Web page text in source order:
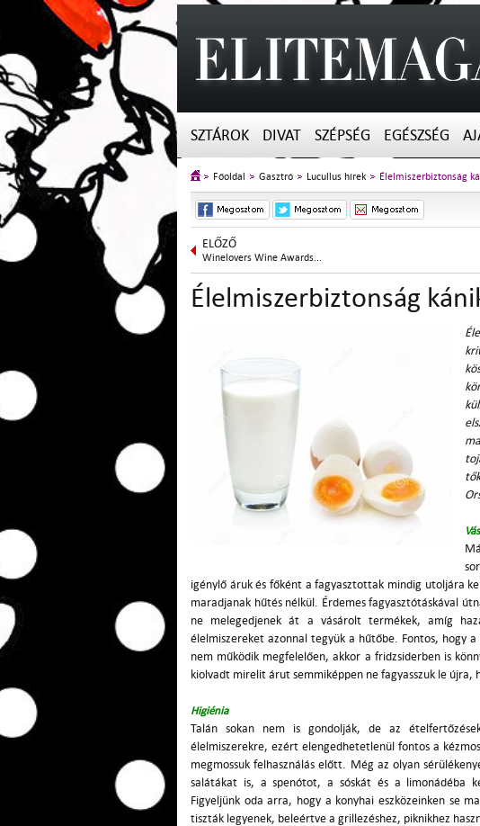
SZTÁROK DIVAT SZÉPSÉG EGÉSZSÉG
Főoldal Gasztró Lucullus hírek Élelmiszerbiztonság
ELŐZŐ
Winelovers Wine Awards...
Élelmiszerbiztonság
igénylő áruk és főként a fagyasztottak mindig utoljára
maradjanak hűtés nélkül. Érdemes fagyasztótáskával
ne melegedjenek át a vásárolt termékek, amíg
élelmiszereket azonnal tegyük a hűtőbe. Fontos, hogy
nem működik megfelelően, akkor a fridzsiderben is
kiolvadt mirelit árut semmiképpen ne fagyasszuk le újra,
Higiénia
Talán sokan nem is gondolják, de az
élelmiszerekre, ezért elengedhetetlenül fontos a
megmossuk felhasználás előtt. Még az olyan
salátákat is, a spenótot, a sóskát és a limonádéba
Figyeljünk oda arra, hogy a konyhai eszközeinken se
tiszták legyenek, beleértve a grillezéshez, piknikhez